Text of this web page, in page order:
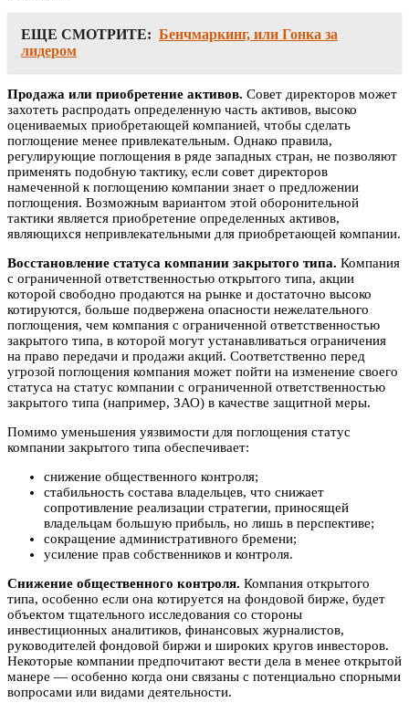
ЕЩЕ СМОТРИТЕ: Бенчмаркинг, или Гонка за
лидером
Продажа или приобретение активов. Совет директоров может
захотеть распродать определенную часть активов, высоко
оцениваемых приобретающей компанией, чтобы сделать
поглощение менее привлекательным. Однако правила,
регулирующие поглощения в ряде западных стран, не позволяют
применять подобную тактику, если совет директоров
намеченной к поглощению компании знает о предложении
поглощения. Возможным вариантом этой оборонительной
тактики является приобретение определенных активов,
являющихся непривлекательными для приобретающей компании.
Восстановление статуса компании закрытого типа. Компания
с ограниченной ответственностью открытого типа, акции
которой свободно продаются на рынке и достаточно высоко
котируются, больше подвержена опасности нежелательного
поглощения, чем компания с ограниченной ответственностью
закрытого типа, в которой могут устанавливаться ограничения
на право передачи и продажи акций. Соответственно перед
угрозой поглощения компания может пойти на изменение своего
статуса на статус компании с ограниченной ответственностью
закрытого типа (например, ЗАО) в качестве защитной меры.
Помимо уменьшения уязвимости для поглощения статус
компании закрытого типа обеспечивает:
снижение общественного контроля;
стабильность состава владельцев, что снижает
сопротивление реализации стратегии, приносящей
владельцам большую прибыль, но лишь в перспективе;
сокращение административного бремени;
усиление прав собственников и контроля.
Снижение общественного контроля. Компания открытого
типа, особенно если она котируется на фондовой бирже, будет
объектом тщательного исследования со стороны
инвестиционных аналитиков, финансовых журналистов,
руководителей фондовой биржи и широких кругов инвесторов.
Некоторые компании предпочитают вести дела в менее открытой
манере — особенно когда они связаны с потенциально спорными
вопросами или видами деятельности.